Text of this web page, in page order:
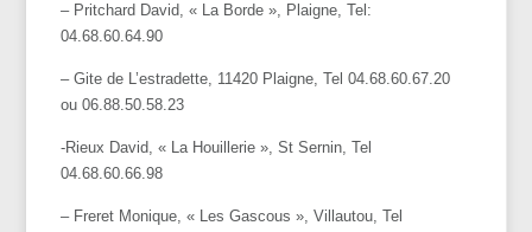
– Pritchard David, « La Borde », Plaigne, Tel:
04.68.60.64.90
– Gite de L’estradette, 11420 Plaigne, Tel 04.68.60.67.20
ou 06.88.50.58.23
-Rieux David, « La Houillerie », St Sernin, Tel
04.68.60.66.98
– Freret Monique, « Les Gascous », Villautou, Tel